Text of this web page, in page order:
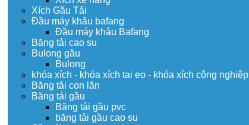
Xích Gầu Tải
Đầu máy khâu bafang
Đầu máy khâu Bafang
Băng tải cao su
Bulong gầu
Bulong
khóa xích - khóa xích tai eo - khóa xích công nghiệp
Băng tải con lăn
Băng tải gầu
Băng tải gầu pvc
băng tải gầu cao su